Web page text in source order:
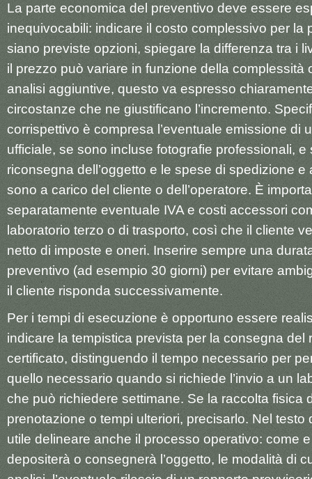
La parte economica del preventivo deve essere
inequivocabili: indicare il costo complessivo per la
siano previste opzioni, spiegare la differenza tra i
il prezzo può variare in funzione della complessità
analisi aggiuntive, questo va espresso
circostanze che ne giustificano l’incremento.
corrispettivo è compresa l’eventuale emissione di
ufficiale, se sono incluse fotografie professionali, e
riconsegna dell’oggetto e le spese di spedizione e
sono a carico del cliente o dell’operatore. È
separatamente eventuale IVA e costi accessori
laboratorio terzo o di trasporto, così che il cliente
netto di imposte e oneri. Inserire sempre una
preventivo (ad esempio 30 giorni) per evitare
il cliente risponda successivamente.
Per i tempi di esecuzione è opportuno essere
indicare la tempistica prevista per la consegna del
certificato, distinguendo il tempo necessario per
quello necessario quando si richiede l’invio a un
che può richiedere settimane. Se la raccolta fisica
prenotazione o tempi ulteriori, precisarlo. Nel testo
utile delineare anche il processo operativo: come
depositerà o consegnerà l’oggetto, le modalità di